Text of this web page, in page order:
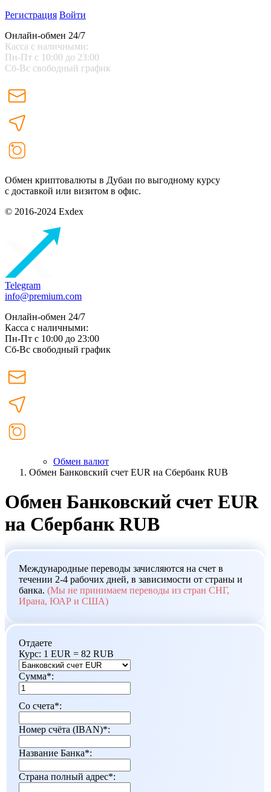
Регистрация Войти
Онлайн-обмен 24/7
Касса с наличными:
Пн-Пт с 10:00 до 23:00
Сб-Вс свободный график
Обмен криптовалюты в Дубаи по выгодному курсу
с доставкой или визитом в офис.
© 2016-2024 Exdex
Telegram
info@premium.com
Онлайн-обмен 24/7
Касса с наличными:
Пн-Пт с 10:00 до 23:00
Сб-Вс свободный график
Обмен валют
Обмен Банковский счет EUR на Сбербанк RUB
Обмен Банковский счет EUR
на Сбербанк RUB
Международные переводы зачисляются на счет в
течении 2-4 рабочих дней, в зависимости от страны и
банка. (Мы не принимаем переводы из стран СНГ,
Ирана, ЮАР и США)
Отдаете
Курс: 1 EUR = 82 RUB
Сумма*:
Со счета*:
Номер счёта (IBAN)*:
Название Банка*:
Страна полный адрес*: